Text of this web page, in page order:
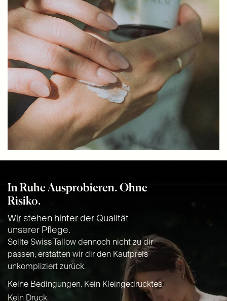
In Ruhe Ausprobieren. Ohne
Risiko.
Wir stehen hinter der Qualität
unserer Pflege.
Sollte Swiss Tallow dennoch nicht zu dir
passen, erstatten wir dir den Kaufpreis
unkompliziert zurück.
Keine Bedingungen. Kein Kleingedrucktes.
Kein Druck.